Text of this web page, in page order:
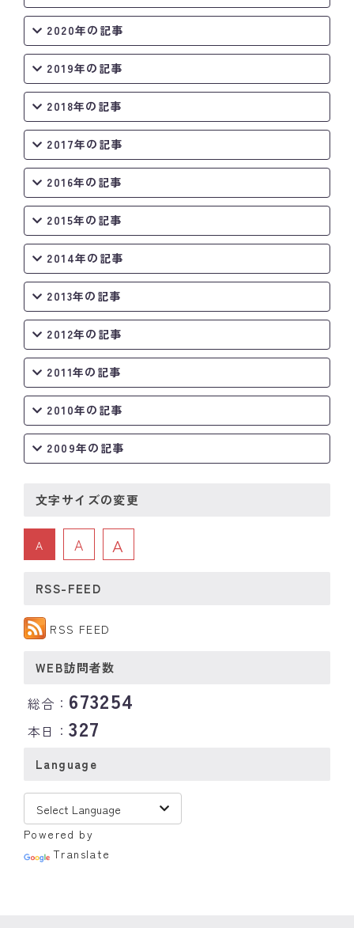
2020年の記事
2019年の記事
2018年の記事
2017年の記事
2016年の記事
2015年の記事
2014年の記事
2013年の記事
2012年の記事
2011年の記事
2010年の記事
2009年の記事
文字サイズの変更
A A A
RSS-FEED
RSS FEED
WEB訪問者数
総合： 673254
本日：327
Language
Powered by
Translate